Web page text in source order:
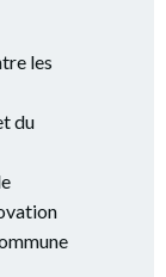
les
du